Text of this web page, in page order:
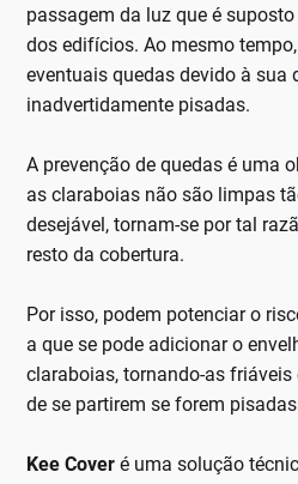
passagem da luz que é
dos edifícios. Ao mesmo
eventuais quedas devido à sua
inadvertidamente pisadas.
A prevenção de quedas é uma
as claraboias não são limpas
desejável, tornam-se por tal
resto da cobertura.
Por isso, podem potenciar o
a que se pode adicionar o
claraboias, tornando-as
de se partirem se forem
Kee Cover é uma solução